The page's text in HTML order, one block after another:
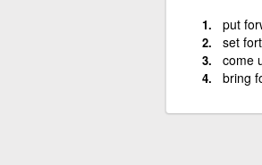
put
set
come
bring